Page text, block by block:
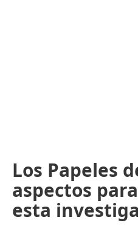
Los Papeles
aspectos
esta